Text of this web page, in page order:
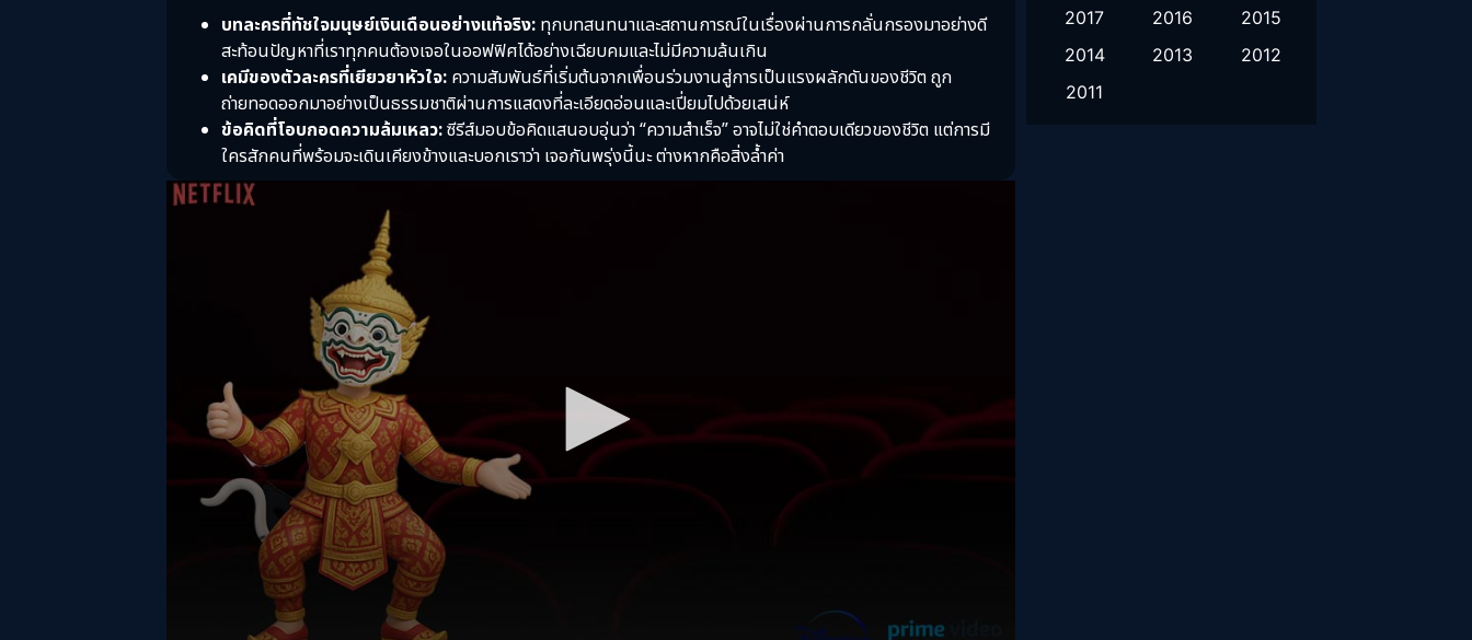
บทละครที่ทัชใจมนุษย์เงินเดือนอย่างแท้จริง: ทุกบทสนทนาและสถานการณ์ในเรื่องผ่านการกลั่นกรองมาอย่างดี
สะท้อนปัญหาที่เราทุกคนต้องเจอในออฟฟิศได้อย่างเฉียบคมและไม่มีความล้นเกิน
เคมีของตัวละครที่เยียวยาหัวใจ: ความสัมพันธ์ที่เริ่มต้นจากเพื่อนร่วมงานสู่การเป็นแรงผลักดันของชีวิต ถูก
ถ่ายทอดออกมาอย่างเป็นธรรมชาติผ่านการแสดงที่ละเอียดอ่อนและเปี่ยมไปด้วยเสน่ห์
ข้อคิดที่โอบกอดความล้มเหลว:ซีรีส์มอบข้อคิดแสนอบอุ่นว่า “ความสำเร็จ” อาจไม่ใช่คำตอบเดียวของชีวิต แต่การมี
ใครสักคนที่พร้อมจะเดินเคียงข้างและบอกเราว่า เจอกันพรุ่งนี้นะ ต่างหากคือสิ่งล้ำค่า
Healing (1)
2017
2016
2015
2014
2013
2012
2011